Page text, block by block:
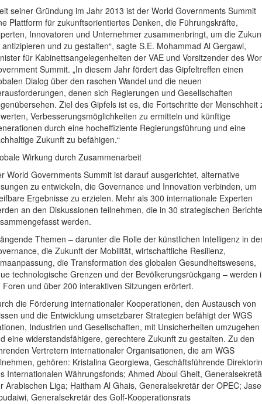
seiner Gründung im Jahr 2013 ist der World Governments Summit
Plattform für zukunftsorientiertes Denken, die Führungskräfte,
Innovatoren und Unternehmer zusammenbringt, um die
antizipieren und zu gestalten“, sagte S.E. Mohammad Al Gergawi,
für Kabinettsangelegenheiten der VAE und Vorsitzender des
Summit. „In diesem Jahr fördert das Gipfeltreffen einen
Dialog über den raschen Wandel und die neuen
denen sich Regierungen und Gesellschaften
Ziel des Gipfels ist es, die Fortschritte der Menschheit
Verbesserungsmöglichkeiten zu ermitteln und künftige
durch eine hocheffiziente Regierungsführung und eine
Zukunft zu befähigen.“
Wirkung durch Zusammenarbeit
World Governments Summit ist darauf ausgerichtet, alternative
zu entwickeln, die Governance und Innovation verbinden, um
Ergebnisse zu erzielen. Mehr als 300 internationale Experten
an den Diskussionen teilnehmen, die in 30 strategischen
werden.
Themen – darunter die Rolle der künstlichen Intelligenz in
die Zukunft der Mobilität, wirtschaftliche Resilienz,
die Transformation des globalen Gesundheitswesens,
technologische Grenzen und der Bevölkerungsrückgang – werden
Foren und über 200 interaktiven Sitzungen erörtert.
die Förderung internationaler Kooperationen, den Austausch von
und die Entwicklung umsetzbarer Strategien befähigt der WGS
Industrien und Gesellschaften, mit Unsicherheiten umzugehen
eine widerstandsfähigere, gerechtere Zukunft zu gestalten. Zu den
Vertretern internationaler Organisationen, die am WGS
gehören: Kristalina Georgiewa, Geschäftsführende Direktorin
Internationalen Währungsfonds; Ahmed Aboul Gheit,
Arabischen Liga; Haitham Al Ghais, Generalsekretär der OPEC;
Generalsekretär des Golf-Kooperationsrats